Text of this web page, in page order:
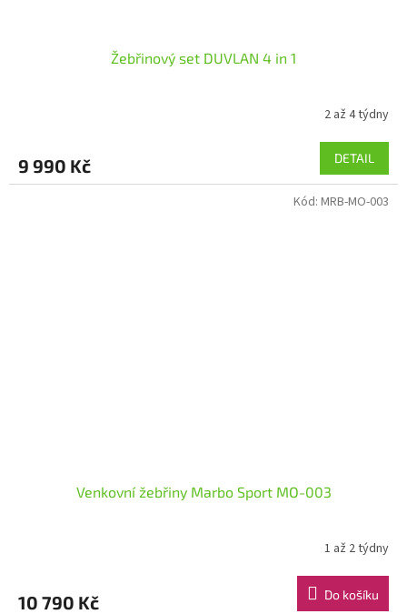
Žebřinový set DUVLAN 4 in 1
2 až 4 týdny
9 990 Kč DETAIL
Venkovní žebřiny Marbo Sport MO-003
1 až 2 týdny
10 790 Kč Do košíku
Kód: MRB-MO-003